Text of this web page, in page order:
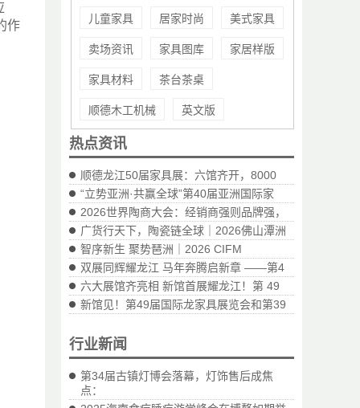
儿童家具 居家时尚 美式家具
卖场资讯 家具图库 家居样版
家具材料 茶台茶桌
顺德木工机械 英文版
热点资讯
顺德龙江50届家具展：六馆齐开，8000
“立势亚洲·共赢全球”第40届亚洲国际家
2026世界陶商大会：经销商强则品牌强，
广货行天下，陶瓷链全球｜2026佛山潭洲
智序新生 聚势琶洲｜2026 CIFM
双展同辉耀龙江 马年奔腾启新章 ——第4
六大展馆齐亮相 新馆首展耀龙江！第 49
新馆见！第49届国际龙家具展览会和第39
行业新闻
第34届古镇灯博会落幕，灯饰售后成焦
点：
作